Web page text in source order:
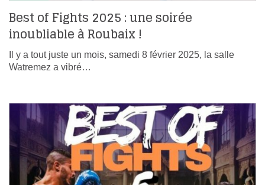
Best of Fights 2025 : une soirée
inoubliable à Roubaix !
Il y a tout juste un mois, samedi 8 février 2025, la salle
Watremez a vibré…